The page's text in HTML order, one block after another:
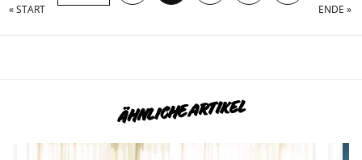
« START ENDE »
ÄHNLICHE ARTIKEL